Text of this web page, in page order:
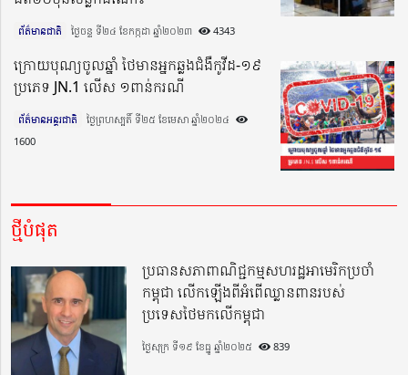
ព័ត៌មានជាតិ ថ្ងៃចន្ទ ទី២៤ ខែកក្កដា ឆ្នាំ២០២៣​ 4343
ក្រោយបុណ្យចូលឆ្នាំ ថៃមានអ្នកឆ្លងជំងឺកូវីដ-១៩
ប្រភេទ JN.1 លើស ១ពាន់ករណី
ព័ត៌មានអន្តរជាតិ
ថ្ងៃព្រហស្បតិ៍ ទី២៥ ខែមេសា ឆ្នាំ២០២៤​
1600
ថ្មីបំផុត
ប្រធានសភាពាណិជ្ជកម្មសហរដ្ឋអាមេរិកប្រចាំ
កម្ពុជា លើកឡើងពីអំពើឈ្លានពានរបស់
ប្រទេសថៃមកលើកម្ពុជា
ថ្ងៃសុក្រ ទី១៩ ខែធ្នូ ឆ្នាំ២០២៥ 839